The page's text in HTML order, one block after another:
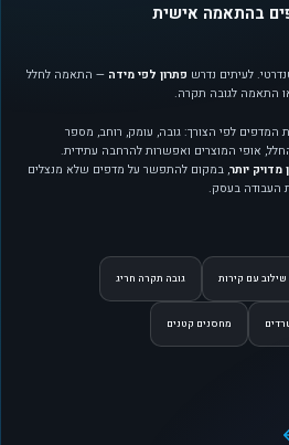
בהתאמה אישית
לעיתים נדרש פתרון לפי מידה — התאמה לחלל
או התאמה לגובה תקרה.
המדפים לפי הצורך: גובה, עומק, רוחב, מספר
אופי המוצרים ואפשרות להרחבה עתידית.
מדויק יותר, במקום להתפשר על מדפים שלא מנצלים
העבודה בעסק.
שילוב עם קירות גובה תקרה חריג
מחסנים קטנים